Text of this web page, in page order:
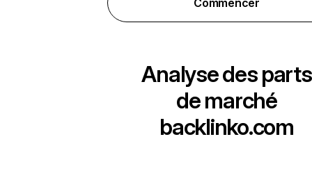
Commencer
Analyse des parts
de marché
backlinko.com